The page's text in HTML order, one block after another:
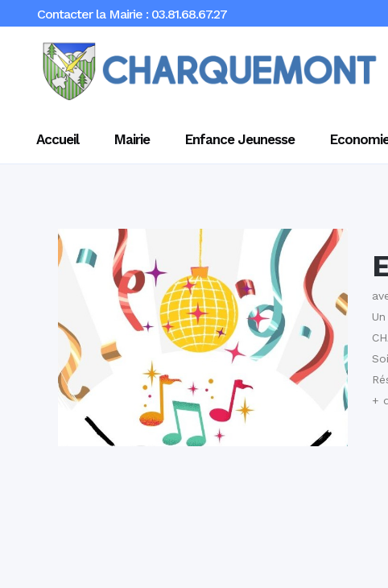
Contacter la Mairie : 03.81.68.67.27
Accueil Mairie Enfance Jeunesse
+